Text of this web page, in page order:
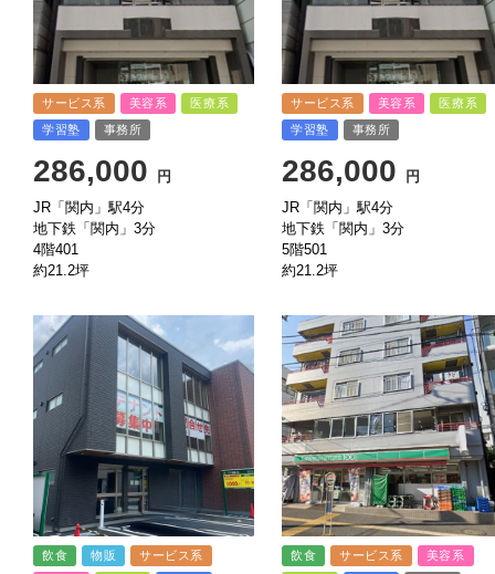
サービス系 美容系
医療系
学習塾
事務所
286,000
円
JR「関内」駅4分
地下鉄「関内」3分
4階401
約21.2坪
サービス系 美容系
医療系
学習塾
事務所
286,000
円
JR「関内」駅4分
地下鉄「関内」3分
5階501
約21.2坪
飲食 物販
サービス系
飲食 サービス系
美容系